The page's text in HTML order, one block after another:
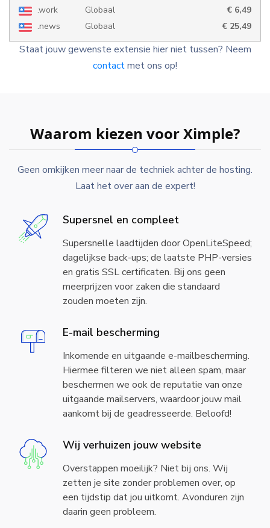
.work
Globaal
€ 6,49
.news
Globaal € 25,49
Staat jouw gewenste extensie hier niet tussen? Neem
contactmet ons op!
Waarom kiezen voor Ximple?
Geen omkijken meer naar de techniek achter de hosting.
Laat het over aan de expert!
Supersnel en compleet
Supersnelle laadtijden door OpenLiteSpeed;
dagelijkse back-ups; de laatste PHP-versies
en gratis SSL certificaten. Bij ons geen
meerprijzen voor zaken die standaard
zouden moeten zijn.
E-mail bescherming
Inkomende en uitgaande e-mailbescherming.
Hiermee filteren we niet alleen spam, maar
beschermen we ook de reputatie van onze
uitgaande mailservers, waardoor jouw mail
aankomt bij de geadresseerde. Beloofd!
Wij verhuizen jouw website
Overstappen moeilijk? Niet bij ons. Wij
zetten je site zonder problemen over, op
een tijdstip dat jou uitkomt. Avonduren zijn
daarin geen probleem.